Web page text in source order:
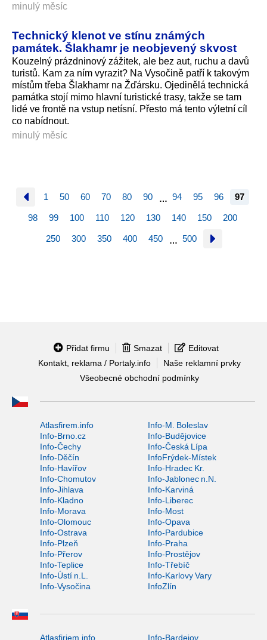
minulý měsíc
Technický klenot ve stínu známých
památek. Šlakhamr je neobjevený skvost
Kouzelný prázdninový zážitek, ale bez aut, ruchu a davů
turistů. Kam za ním vyrazit? Na Vysočině patří k takovým
místům třeba Šlakhamr na Žďársku. Ojedinělá technická
památka stojí mimo hlavní turistické trasy, takže se tam
lidé ve frontě na vstup netísní. Přesto má tento výletní cíl
co nabídnout.
minulý měsíc
1 50 60 70 80 90 … 94 95 96 97
98 99 100 110 120 130 140 150 200
250 300 350 400 450 … 500
Přidat firmu Smazat
Editovat
Kontakt, reklama / Portaly.info
Naše reklamní prvky
Všeobecné obchodní podmínky
Atlasfirem.info
Info-M. Boleslav
Info-Brno.cz
Info-Budějovice
Info-Čechy
Info-Česká Lípa
Info-Děčín
InfoFrýdek-Místek
Info-Havířov
Info-Hradec Kr.
Info-Chomutov
Info-Jablonec n.N.
Info-Jihlava
Info-Karviná
Info-Kladno
Info-Liberec
Info-Morava
Info-Most
Info-Olomouc
Info-Opava
Info-Ostrava
Info-Pardubice
Info-Plzeň
Info-Praha
Info-Přerov
Info-Prostějov
Info-Teplice
Info-Třebíč
Info-Ústí n.L.
Info-Karlovy Vary
Info-Vysočina
InfoZlín
Atlasfiriem.info Info-Bardejov